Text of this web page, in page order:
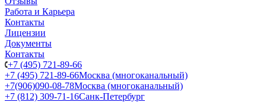
Работа и Карьера
Контакты
Лицензии
Документы
Контакты
+7 (495) 721-89-66
+7 (495) 721-89-66Москва (многоканальный)
+7(906)090-08-78Москва (многоканальный)
+7 (812) 309-71-16Санк-Петербург